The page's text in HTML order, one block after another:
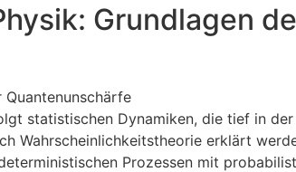
Grundlagen
statistischen Dynamiken, die tief in
Wahrscheinlichkeitstheorie erklärt
Prozessen mit